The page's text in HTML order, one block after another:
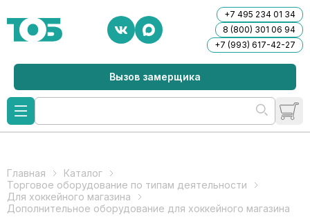
+7 495 234 01 34
8 (800) 301 06 94
+7 (993) 617-42-27
Вызов замерщика
Главная
Каталог
Торговое оборудование по типам деятельности
Для хоккейного магазина
Дополнительное оборудование для хоккейного магазина